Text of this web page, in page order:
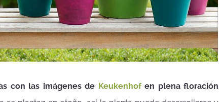
con las imágenes de Keukenhofen plena floración